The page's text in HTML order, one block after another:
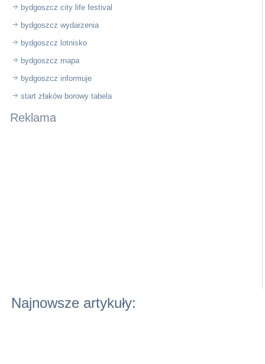
bydgoszcz city life festival
bydgoszcz wydarzenia
bydgoszcz lotnisko
bydgoszcz mapa
bydgoszcz informuje
start złaków borowy tabela
Reklama
Najnowsze artykuły: